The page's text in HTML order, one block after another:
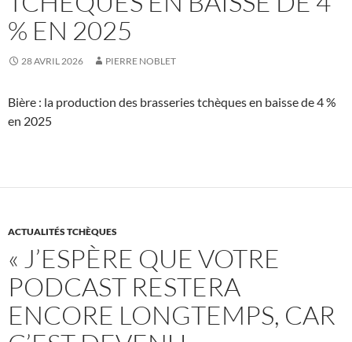
% EN 2025
28 AVRIL 2026 PIERRE NOBLET
Bière : la production des brasseries tchèques en baisse de 4 %
en 2025
ACTUALITÉS TCHÈQUES
« J’ESPÈRE QUE VOTRE
PODCAST RESTERA
ENCORE LONGTEMPS, CAR